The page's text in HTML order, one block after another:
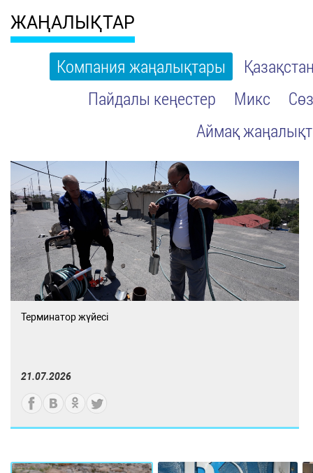
ЖАҢАЛЫҚТАР
Компания жаңалықтары
Пайдалы кеңестер
Микс
Аймақ
Терминатор жүйесі
21.07.2026